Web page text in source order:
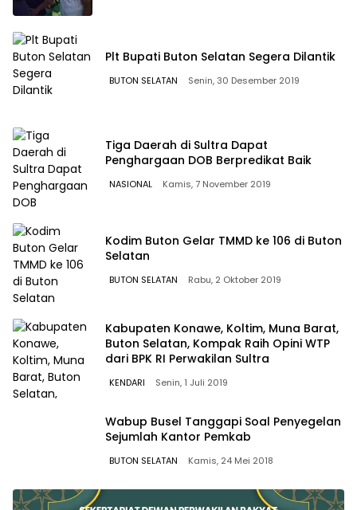
Plt Bupati Buton Selatan Segera Dilantik
BUTON SELATAN Senin, 30 Desember 2019
Tiga Daerah di Sultra Dapat
Penghargaan DOB Berpredikat Baik
NASIONAL Kamis, 7 November 2019
Kodim Buton Gelar TMMD ke 106 di Buton
Selatan
BUTON SELATAN Rabu, 2 Oktober 2019
Kabupaten Konawe, Koltim, Muna Barat,
Buton Selatan, Kompak Raih Opini WTP
dari BPK RI Perwakilan Sultra
KENDARI Senin, 1 Juli 2019
Wabup Busel Tanggapi Soal Penyegelan
Sejumlah Kantor Pemkab
BUTON SELATAN Kamis, 24 Mei 2018